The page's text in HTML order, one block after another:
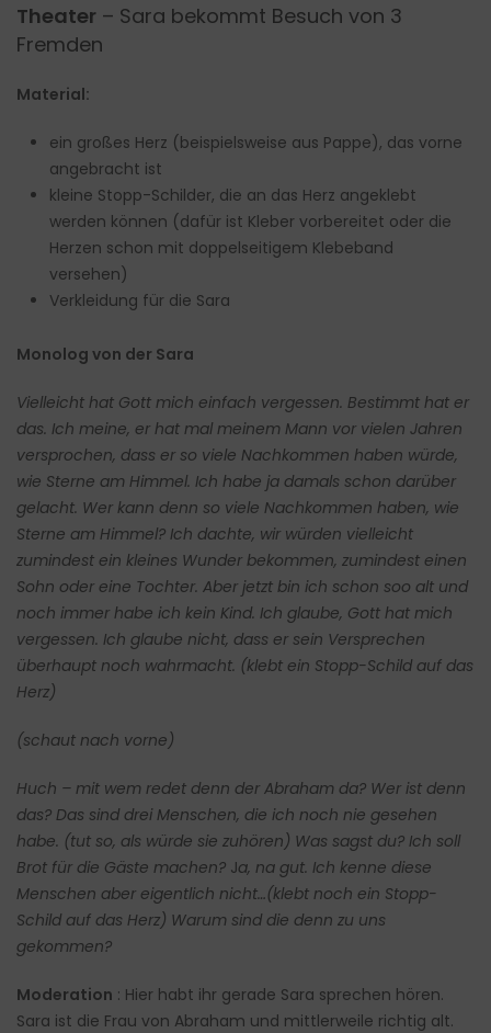
Theater – Sara bekommt Besuch von 3
Fremden
Material:
ein großes Herz (beispielsweise aus Pappe), das vorne
angebracht ist
kleine Stopp-Schilder, die an das Herz angeklebt
werden können (dafür ist Kleber vorbereitet oder die
Herzen schon mit doppelseitigem Klebeband
versehen)
Verkleidung für die Sara
Monolog von der Sara
Vielleicht hat Gott mich einfach vergessen. Bestimmt hat er
das. Ich meine, er hat mal meinem Mann vor vielen Jahren
versprochen, dass er so viele Nachkommen haben würde,
wie Sterne am Himmel. Ich habe ja damals schon darüber
gelacht. Wer kann denn so viele Nachkommen haben, wie
Sterne am Himmel? Ich dachte, wir würden vielleicht
zumindest ein kleines Wunder bekommen, zumindest einen
Sohn oder eine Tochter. Aber jetzt bin ich schon soo alt und
noch immer habe ich kein Kind. Ich glaube, Gott hat mich
vergessen. Ich glaube nicht, dass er sein Versprechen
überhaupt noch wahrmacht. (klebt ein Stopp-Schild auf das
Herz)
(schaut nach vorne)
Huch – mit wem redet denn der Abraham da? Wer ist denn
das? Das sind drei Menschen, die ich noch nie gesehen
habe. (tut so, als würde sie zuhören) Was sagst du? Ich soll
Brot für die Gäste machen? Ja, na gut. Ich kenne diese
Menschen aber eigentlich nicht…(klebt noch ein Stopp-
Schild auf das Herz) Warum sind die denn zu uns
gekommen?
Moderation : Hier habt ihr gerade Sara sprechen hören.
Sara ist die Frau von Abraham und mittlerweile richtig alt.